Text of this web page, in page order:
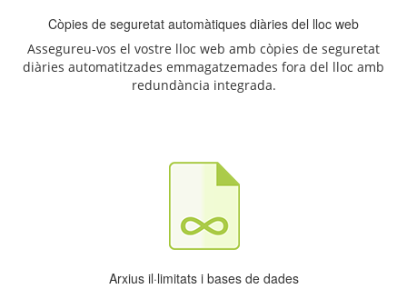
Còpies de seguretat automàtiques diàries del lloc web
Assegureu-vos el vostre lloc web amb còpies de seguretat
diàries automatitzades emmagatzemades fora del lloc amb
redundància integrada.
Arxius il·limitats i bases de dades